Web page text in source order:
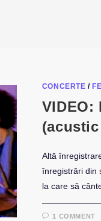
CONCERTE /
VIDEO:
Altă
înregistrări din
la care să
1 COMMENT